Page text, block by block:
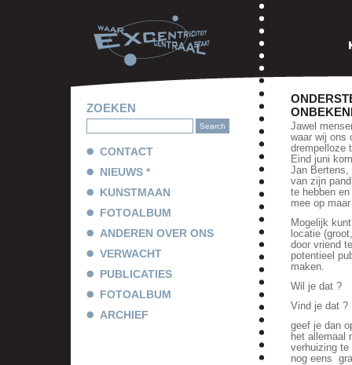
ZOEKEN
CONTACT
NIEUWS *
KUNSTMAAN
FOTOALBUM
ANDEREN OVER ONS
VERWACHT
PUBLICATIES
FOTOALBUM
ARCHIEF
Jawel
waar wij ons
drempelloze
Eind juni
Jan Bertens,
van zijn
te hebben
mee op
Mogelijk
locatie
door vriend
potentieel
maken.
Wil je dat ?
Vind je dat ?
geef je dan
het allemaal
verhuizing
nog eens